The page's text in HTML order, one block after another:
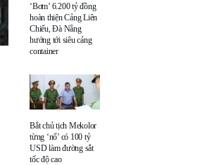
‘Bơm’ 6.200 tỷ đồng
hoàn thiện Cảng Liên
Chiểu, Đà Nẵng
hướng tới siêu cảng
container
Bắt chủ tịch Mekolor
từng ‘nổ’ có 100 tỷ
USD làm đường sắt
tốc độ cao